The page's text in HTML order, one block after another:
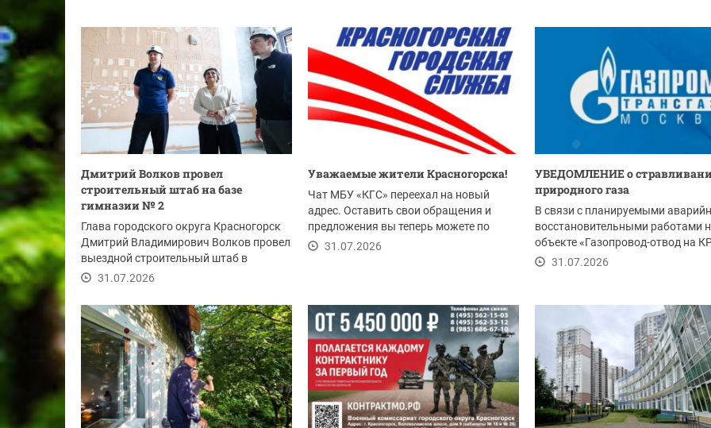
Дмитрий Волков провел
строительный штаб на базе
гимназии № 2
Глава городского округа Красногорск
Дмитрий Владимирович Волков провел
выездной строительный штаб в
гимназии №2, где...
31.07.2026
Уважаемые жители Красногорска!
Чат МБУ «КГС» переехал на новый
адрес. Оставить свои обращения и
предложения вы теперь можете по
ссылке.
31.07.2026
УВЕДОМЛЕНИЕ о
природного газа
В связи с планируемыми
восстановительными работами
объекте «Газопровод-отвод на
Ду-1020 мм 2-я...
31.07.2026